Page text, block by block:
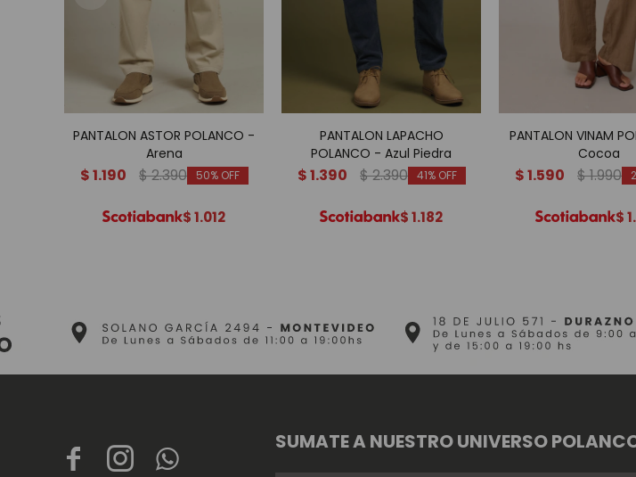
PANTALON ASTOR POLANCO -
Arena
$1.190 $2.390 50
$1.012
PANTALON LAPACHO
POLANCO - Azul Piedra
$1.390 $2.390 41
$1.182
PANTALON VINAM
Cocoa
$1.590 $1.990
$
  
SUMATE A NUESTRO UNIVERSO